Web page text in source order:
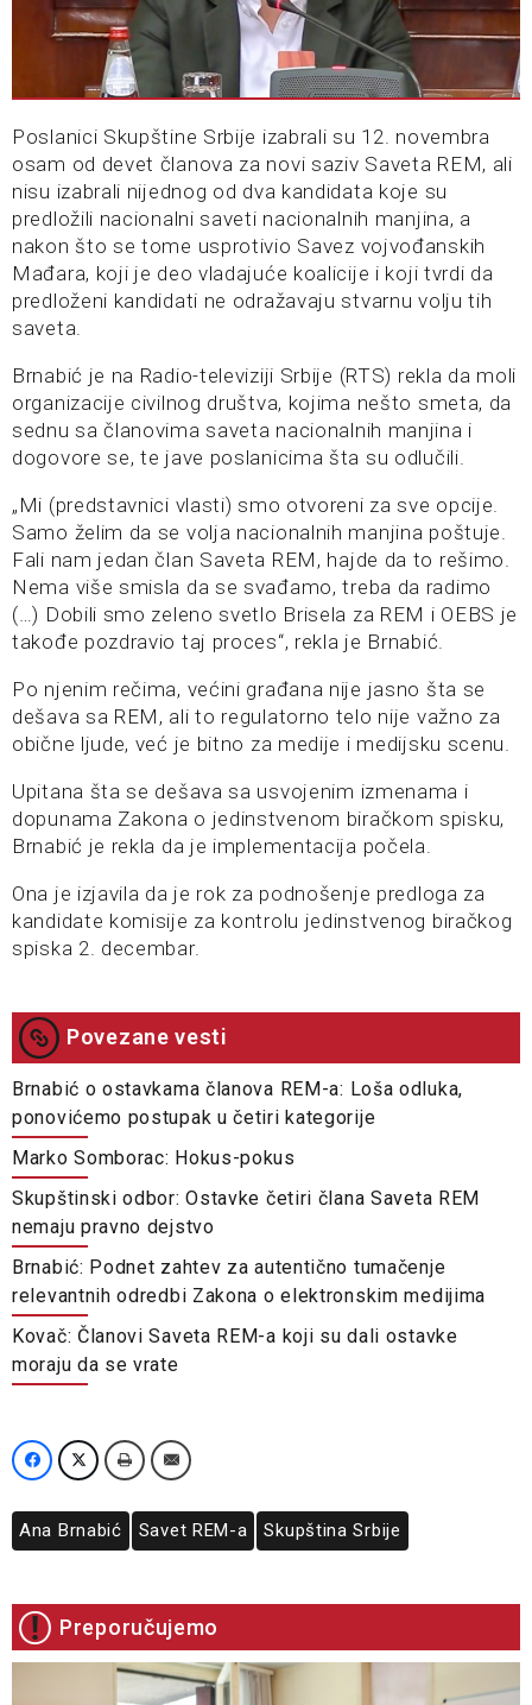
Poslanici Skupštine Srbije izabrali su 12. novembra
osam od devet članova za novi saziv Saveta REM, ali
nisu izabrali nijednog od dva kandidata koje su
predložili nacionalni saveti nacionalnih manjina, a
nakon što se tome usprotivio Savez vojvođanskih
Mađara, koji je deo vladajuće koalicije i koji tvrdi da
predloženi kandidati ne odražavaju stvarnu volju tih
saveta.
Brnabić je na Radio-televiziji Srbije (RTS) rekla da moli
organizacije civilnog društva, kojima nešto smeta, da
sednu sa članovima saveta nacionalnih manjina i
dogovore se, te jave poslanicima šta su odlučili.
„Mi (predstavnici vlasti) smo otvoreni za sve opcije.
Samo želim da se volja nacionalnih manjina poštuje.
Fali nam jedan član Saveta REM, hajde da to rešimo.
Nema više smisla da se svađamo, treba da radimo
(…) Dobili smo zeleno svetlo Brisela za REM i OEBS je
takođe pozdravio taj proces“, rekla je Brnabić.
Po njenim rečima, većini građana nije jasno šta se
dešava sa REM, ali to regulatorno telo nije važno za
obične ljude, već je bitno za medije i medijsku scenu.
Upitana šta se dešava sa usvojenim izmenama i
dopunama Zakona o jedinstvenom biračkom spisku,
Brnabić je rekla da je implementacija počela.
Ona je izjavila da je rok za podnošenje predloga za
kandidate komisije za kontrolu jedinstvenog biračkog
spiska 2. decembar.
Povezane vesti
Brnabić o ostavkama članova REM-a: Loša odluka,
ponovićemo postupak u četiri kategorije
Marko Somborac: Hokus-pokus
Skupštinski odbor: Ostavke četiri člana Saveta REM
nemaju pravno dejstvo
Brnabić: Podnet zahtev za autentično tumačenje
relevantnih odredbi Zakona o elektronskim medijima
Kovač: Članovi Saveta REM-a koji su dali ostavke
moraju da se vrate
Ana Brnabić Savet REM-a Skupština Srbije
Preporučujemo